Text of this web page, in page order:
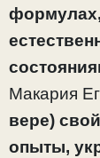
Макария
вере)
опыты,